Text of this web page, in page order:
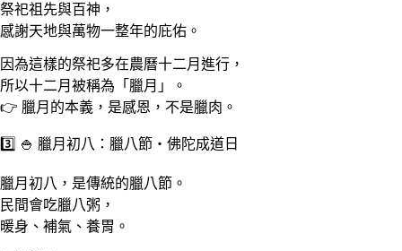
祭祀祖先與百神，
感謝天地與萬物一整年的庇佑。
因為這樣的祭祀多在農曆十二月進行，
所以十二月被稱為「臘月」。
👉 臘月的本義，是感恩，不是臘肉。
3️⃣ 🍚 臘月初八：臘八節・佛陀成道日
臘月初八，是傳統的臘八節。
民間會吃臘八粥，
暖身、補氣、養胃。